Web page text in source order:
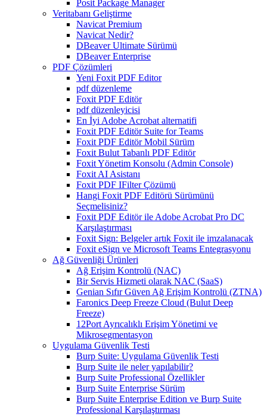
Posit Package Manager
Veritabanı Geliştirme
Navicat Premium
Navicat Nedir?
DBeaver Ultimate Sürümü
DBeaver Enterprise
PDF Çözümleri
Yeni Foxit PDF Editor
pdf düzenleme
Foxit PDF Editör
pdf düzenleyicisi
En İyi Adobe Acrobat alternatifi
Foxit PDF Editör Suite for Teams
Foxit PDF Editör Mobil Sürüm
Foxit Bulut Tabanlı PDF Editör
Foxit Yönetim Konsolu (Admin Console)
Foxit AI Asistanı
Foxit PDF IFilter Çözümü
Hangi Foxit PDF Editörü Sürümünü
Seçmelisiniz?
Foxit PDF Editör ile Adobe Acrobat Pro DC
Karşılaştırması
Foxit Sign: Belgeler artık Foxit ile imzalanacak
Foxit eSign ve Microsoft Teams Entegrasyonu
Ağ Güvenliği Ürünleri
Ağ Erişim Kontrolü (NAC)
Bir Servis Hizmeti olarak NAC (SaaS)
Genian Sıfır Güven Ağ Erişim Kontrolü (ZTNA)
Faronics Deep Freeze Cloud (Bulut Deep
Freeze)
12Port Ayrıcalıklı Erişim Yönetimi ve
Mikrosegmentasyon
Uygulama Güvenlik Testi
Burp Suite: Uygulama Güvenlik Testi
Burp Suite ile neler yapılabilir?
Burp Suite Professional Özellikler
Burp Suite Enterprise Sürüm
Burp Suite Enterprise Edition ve Burp Suite
Professional Karşılaştırması